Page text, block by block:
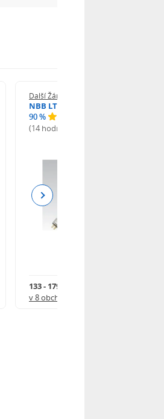
Další Žárovky
NBB LT 13W T5 840 SHORT
90 %
(14 hodnocení)
133 - 179 Kč
v 8 obchodech
Next